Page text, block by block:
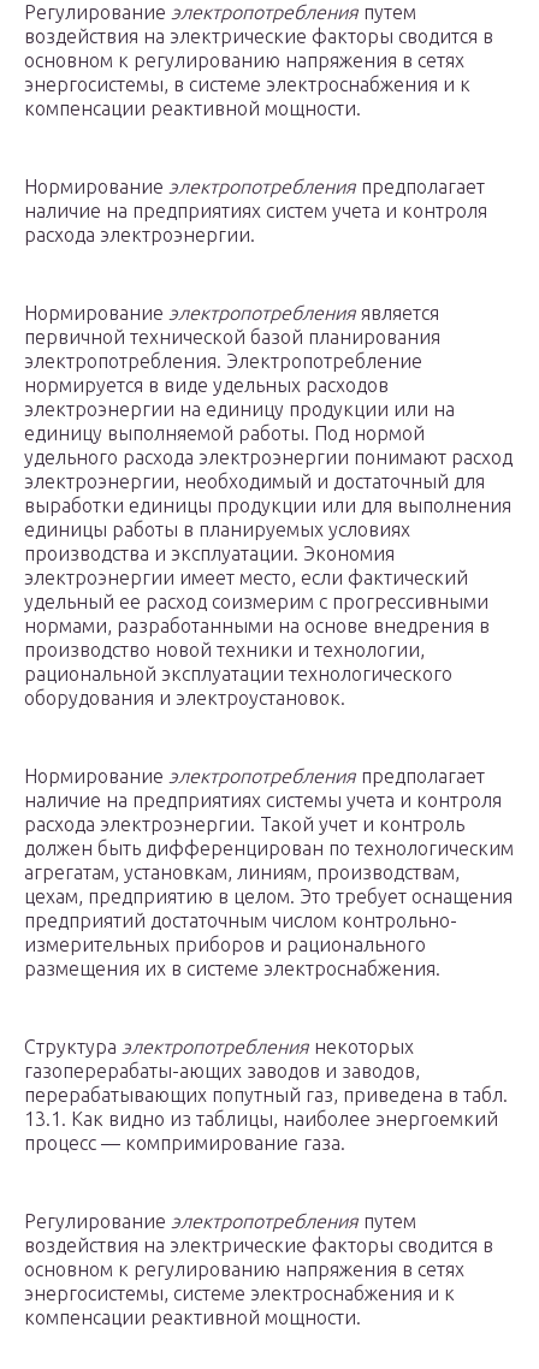
Регулирование электропотребления путем
воздействия на электрические факторы сводится в
основном к регулированию напряжения в сетях
энергосистемы, в системе электроснабжения и к
компенсации реактивной мощности.
Нормирование электропотребления предполагает
наличие на предприятиях систем учета и контроля
расхода электроэнергии.
Нормирование электропотребления является
первичной технической базой планирования
электропотребления. Электропотребление
нормируется в виде удельных расходов
электроэнергии на единицу продукции или на
единицу выполняемой работы. Под нормой
удельного расхода электроэнергии понимают расход
электроэнергии, необходимый и достаточный для
выработки единицы продукции или для выполнения
единицы работы в планируемых условиях
производства и эксплуатации. Экономия
электроэнергии имеет место, если фактический
удельный ее расход соизмерим с прогрессивными
нормами, разработанными на основе внедрения в
производство новой техники и технологии,
рациональной эксплуатации технологического
оборудования и электроустановок.
Нормирование электропотребления предполагает
наличие на предприятиях системы учета и контроля
расхода электроэнергии. Такой учет и контроль
должен быть дифференцирован по технологическим
агрегатам, установкам, линиям, производствам,
цехам, предприятию в целом. Это требует оснащения
предприятий достаточным числом контрольно-
измерительных приборов и рационального
размещения их в системе электроснабжения.
Структура электропотребления некоторых
газоперерабаты-ающих заводов и заводов,
перерабатывающих попутный газ, приведена в табл.
13.1. Как видно из таблицы, наиболее энергоемкий
процесс — компримирование газа.
Регулирование электропотребления путем
воздействия на электрические факторы сводится в
основном к регулированию напряжения в сетях
энергосистемы, системе электроснабжения и к
компенсации реактивной мощности.